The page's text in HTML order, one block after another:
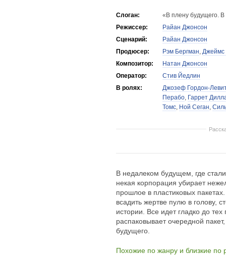
Слоган:
«В плену будущего.
Режиссер:
Райан Джонсон
Сценарий:
Райан Джонсон
Продюсер:
Рэм Бергман, Джеймс
Композитор:
Натан Джонсон
Оператор:
Стив Йедлин
В ролях:
Джозеф Гордон-
Перабо, Гаррет
Томс, Ной Сеган,
В недалеком будущем, где
некая корпорация убирает
прошлое в пластиковых
всадить жертве пулю в голову,
истории. Все идет гладко до
распаковывает очередной
будущего.
Похожие по жанру и близкие по